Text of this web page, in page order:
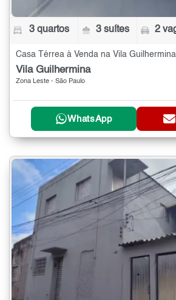
3 quartos 3 suítes 2
Vila Guilhermina
Zona Leste - São Paulo
WhatsApp